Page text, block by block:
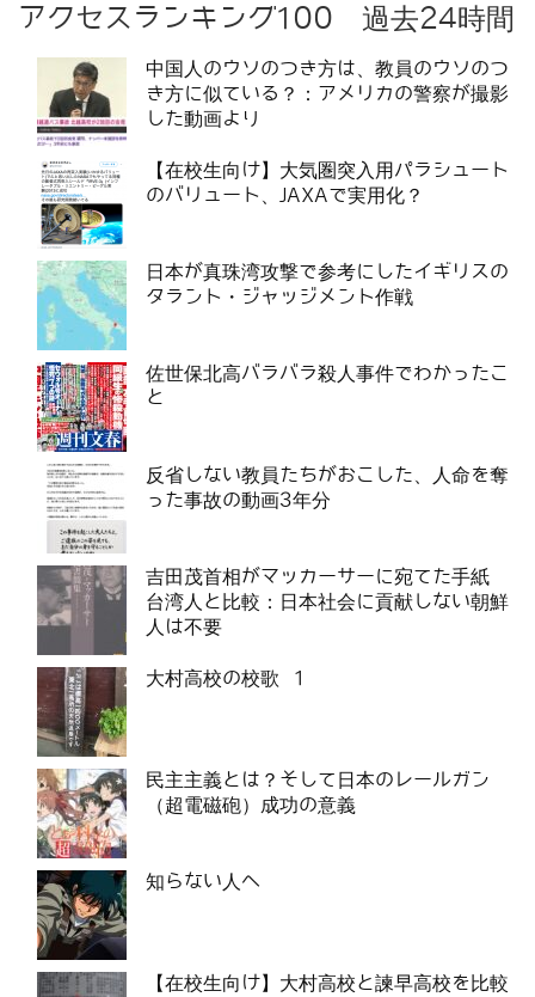
アクセスランキング100 過去24時間
中国人のウソのつき方は、教員のウソのつ
き方に似ている？：アメリカの警察が撮影
した動画より
【在校生向け】大気圏突入用パラシュート
のバリュート、JAXAで実用化？
日本が真珠湾攻撃で参考にしたイギリスの
タラント・ジャッジメント作戦
佐世保北高バラバラ殺人事件でわかったこ
と
反省しない教員たちがおこした、人命を奪
った事故の動画3年分
吉田茂首相がマッカーサーに宛てた手紙
台湾人と比較：日本社会に貢献しない朝鮮
人は不要
大村高校の校歌 1
民主主義とは？そして日本のレールガン
（超電磁砲）成功の意義
知らない人へ
【在校生向け】大村高校と諫早高校を比較